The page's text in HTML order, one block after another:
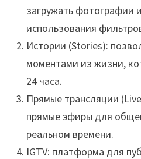
загружать фотографии
использования
Истории (Stories):
моментами из жизни,
24 часа.
Прямые трансляции
прямые эфиры для
реальном времени.
IGTV: платформа для